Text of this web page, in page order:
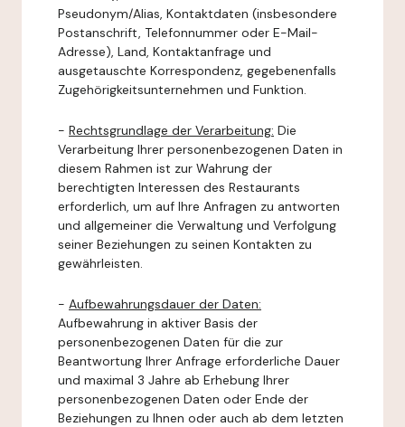
Pseudonym/Alias, Kontaktdaten (insbesondere
Postanschrift, Telefonnummer oder E-Mail-
Adresse), Land, Kontaktanfrage und
ausgetauschte Korrespondenz, gegebenenfalls
Zugehörigkeitsunternehmen und Funktion.
- Rechtsgrundlage der Verarbeitung: Die
Verarbeitung Ihrer personenbezogenen Daten in
diesem Rahmen ist zur Wahrung der
berechtigten Interessen des Restaurants
erforderlich, um auf Ihre Anfragen zu antworten
und allgemeiner die Verwaltung und Verfolgung
seiner Beziehungen zu seinen Kontakten zu
gewährleisten.
- Aufbewahrungsdauer der Daten:
Aufbewahrung in aktiver Basis der
personenbezogenen Daten für die zur
Beantwortung Ihrer Anfrage erforderliche Dauer
und maximal 3 Jahre ab Erhebung Ihrer
personenbezogenen Daten oder Ende der
Beziehungen zu Ihnen oder auch ab dem letzten